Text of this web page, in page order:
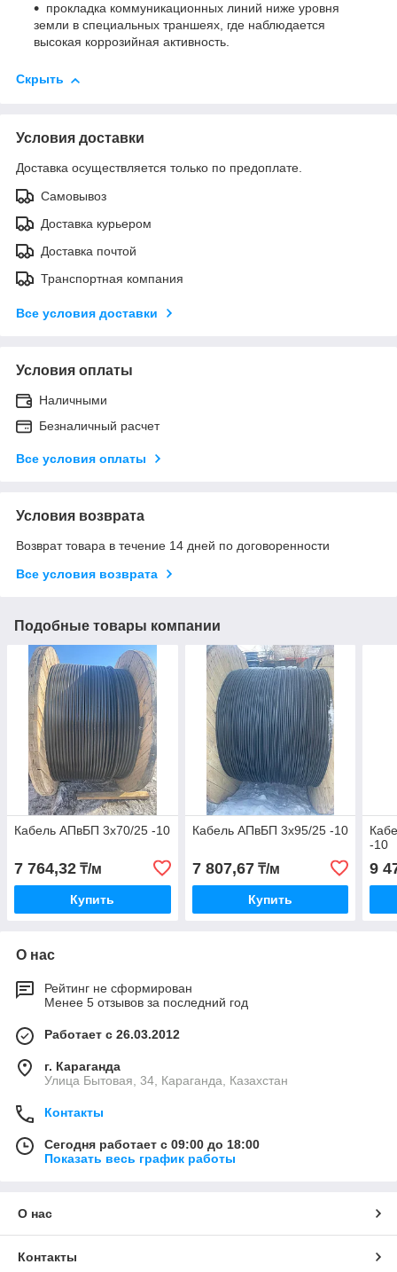
прокладка коммуникационных линий ниже уровня
земли в специальных траншеях, где наблюдается
высокая коррозийная активность.
Скрыть
Условия доставки
Доставка осуществляется только по предоплате.
Самовывоз
Доставка курьером
Доставка почтой
Транспортная компания
Все условия доставки
Условия оплаты
Наличными
Безналичный расчет
Все условия оплаты
Условия возврата
Возврат товара в течение 14 дней по договоренности
Все условия возврата
Подобные товары компании
Кабель АПвБП 3х70/25 -10
7 764,32 ₸/м
Купить
Кабель АПвБП 3х95/25 -10
7 807,67₸/м
Купить
-10
9
О нас
Рейтинг не сформирован
Менее 5 отзывов за последний год
Работает с 26.03.2012
г. Караганда
Улица Бытовая, 34, Караганда, Казахстан
Контакты
Сегодня работает с 09:00 до 18:00
Показать весь график работы
О нас
Контакты